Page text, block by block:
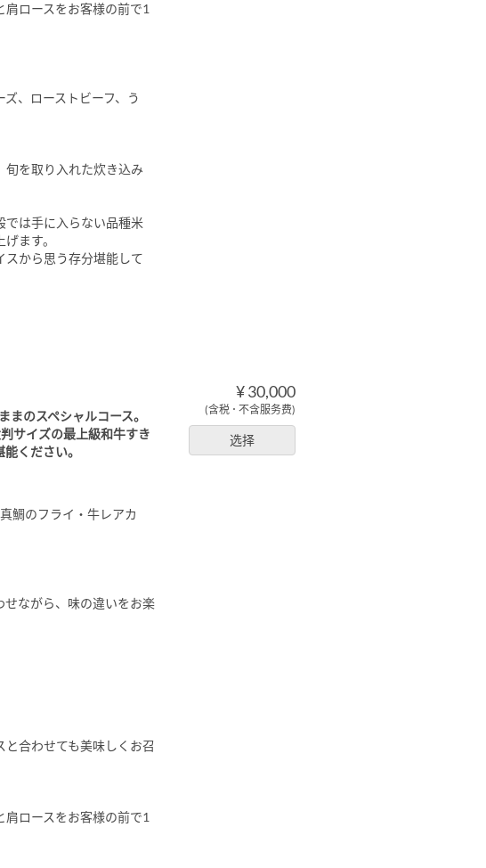
ロースをお客様の前で1
、ローストビーフ、う
旬を取り入れた炊き込み
では手に入らない品種米
ます。
スから思う存分堪能して
¥ 30,000
(含税 ･ 不含服务费)
选择
のスペシャルコース。
サイズの最上級和牛すき
ください。
鯛のフライ・牛レアカ
せながら、味の違いをお楽
合わせても美味しくお召
ロースをお客様の前で1